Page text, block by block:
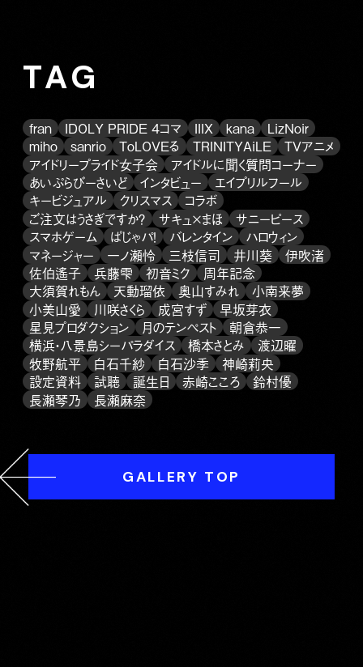
TAG
fran IDOLY PRIDE 4コマ IIIX kana
LizNoir
miho
sanrio ToLOVEる TRINITYAiLE
TVアニメ
アイドリープライド女子会
アイドルに聞く質問コーナー
あいぷらびーさいど
インタビュー
エイプリルフール
キービジュアル
クリスマス
コラボ
ご注文はうさぎですか？
サキュ×まほ
サニーピース
スマホゲーム
ぱじゃパ！ バレンタイン
ハロウィン
マネージャー
一ノ瀬怜 三枝信司 井川葵
伊吹渚
佐伯遙子
兵藤雫 初音ミク
周年記念
大須賀れもん
天動瑠依 奥山すみれ
小南来夢
小美山愛
川咲さくら 成宮すず
早坂芽衣
星見プロダクション
月のテンペスト
朝倉恭一
横浜・八景島シーパラダイス
橋本さとみ
渡辺曜
牧野航平
白石千紗 白石沙季
神崎莉央
設定資料
試聴 誕生日 赤崎こころ
鈴村優
長瀬琴乃
長瀬麻奈
GALLERY TOP